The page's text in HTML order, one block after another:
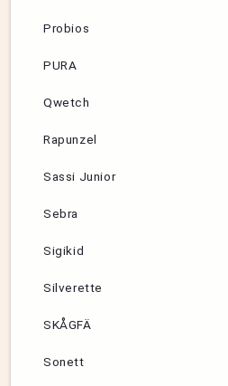
Probios
PURA
Qwetch
Rapunzel
Sassi Junior
Sebra
Sigikid
Silverette
SKÅGFÄ
Sonett